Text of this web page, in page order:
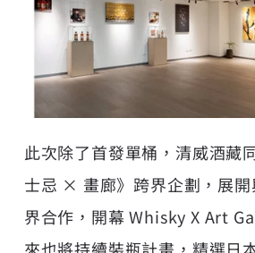
此次除了首發單桶，清威酒藏
士忌 × 畫廊》跨界企劃，展
界合作，開幕 Whisky X Art
來也將持續裝瓶計畫，精選日